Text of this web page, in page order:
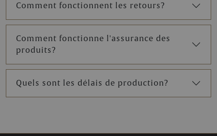
Comment fonctionnent les retours?
Comment fonctionne l'assurance des
produits?
Quels sont les délais de production?